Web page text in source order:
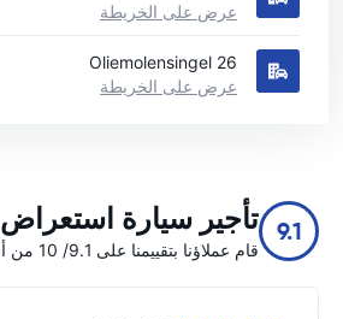
عرض على الخريطة
Oliemolensingel 26
عرض على الخريطة
9.1 تأجير سيارة استعراض
قام عملاؤنا بتقييمنا على 9.1/ 10 من أصل 12840